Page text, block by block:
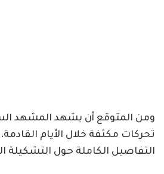
ومن المتوقع أن يشهد المشهد
تحركات مكثفة خلال الأيام
التفاصيل الكاملة حول التشكيلة